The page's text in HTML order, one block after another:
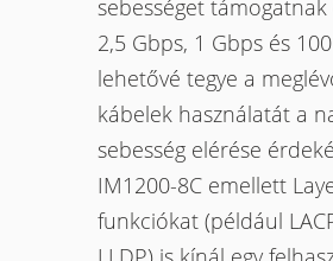
sebességet támogatnak
2,5 Gbps, 1 Gbps és
lehetővé tegye a
kábelek használatát a
sebesség elérése
IM1200-8C emellett
funkciókat (például